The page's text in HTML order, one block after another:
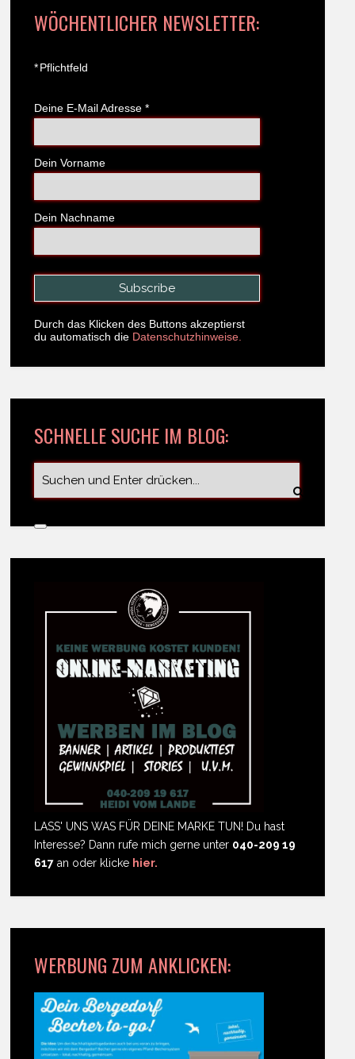
WÖCHENTLICHER NEWSLETTER:
*Pflichtfeld
Deine E-Mail Adresse *
Dein Vorname
Dein Nachname
Durch das Klicken des Buttons akzeptierst
du automatisch die Datenschutzhinweise.
SCHNELLE SUCHE IM BLOG:
LASS' UNS WAS FÜR DEINE MARKE TUN! Du hast
Interesse? Dann rufe mich gerne unter 040-209 19
617 an oder klicke hier.
WERBUNG ZUM ANKLICKEN: